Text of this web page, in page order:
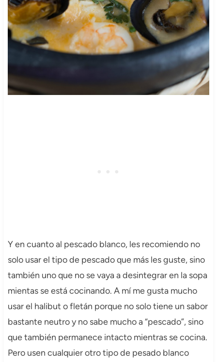
Y en cuanto al pescado blanco, les recomiendo no
solo usar el tipo de pescado que más les guste, sino
también uno que no se vaya a desintegrar en la sopa
mientas se está cocinando. A mí me gusta mucho
usar el halibut o fletán porque no solo tiene un sabor
bastante neutro y no sabe mucho a “pescado”, sino
que también permanece intacto mientras se cocina.
Pero usen cualquier otro tipo de pesado blanco